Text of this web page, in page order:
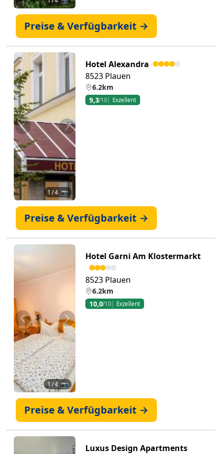
Preise & Verfügbarkeit →
Zurück Weiter
1 / 4 📷
Hotel Alexandra
8523 Plauen
6.2km
9,3/10 Exzellent
Preise & Verfügbarkeit →
Zurück Weiter
1 / 4 📷
Hotel Garni Am Klostermarkt
8523 Plauen
6.2km
10,0/10 Exzellent
Preise & Verfügbarkeit →
Luxus Design Apartments